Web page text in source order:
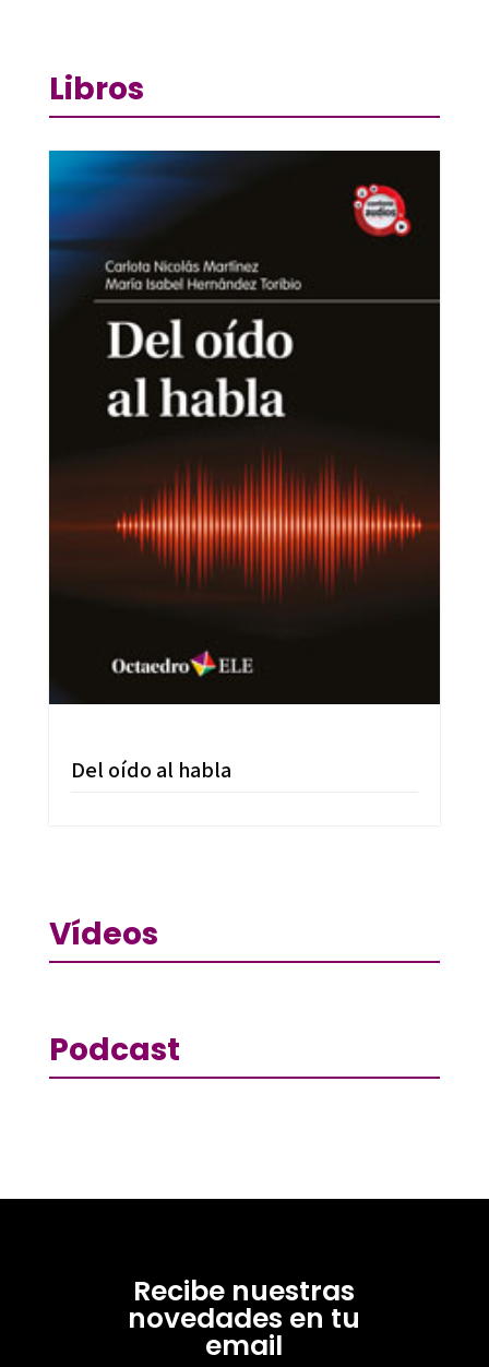
Libros
Del oído al habla
Vídeos
Podcast
Recibe nuestras
novedades en tu
email